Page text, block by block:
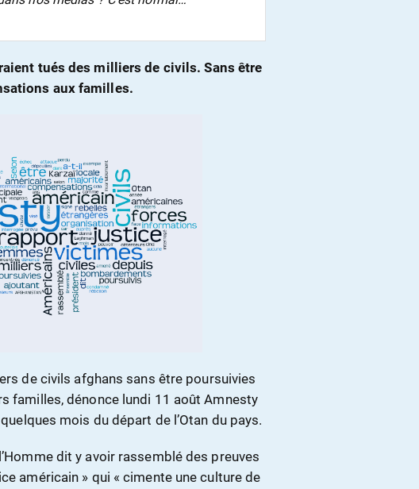
tués des milliers de civils. Sans être
aux familles.
de civils afghans sans être poursuivies
familles, dénonce lundi 11 août Amnesty
mois du départ de l’Otan du pays.
dit y avoir rassemblé des preuves
américain » qui « cimente une culture de